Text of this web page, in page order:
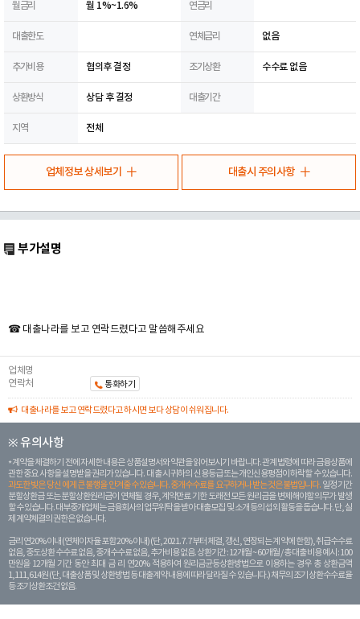
월금리 월 1%~1.6% 연금리
대출한도 연체금리 없음
추가비용 협의후 결정 조기상환 수수료 없음
상환방식 상담 후 결정 대출기간
지역 전체
업체정보 상세보기 대출시 주의사항
부가설명
☎ 대출나라를 보고 연락드렸다고 말씀해주세요
업체명
연락처
통화하기
대출나라를 보고 연락드렸다고 하시면 보다 상담이 쉬워집니다.
※ 유의사항
계약을 체결하기 전에 자세한 내용은 상품설명서와 약관을 읽어보시기 바랍니다. 관계 법령에 따라 금융상품에
관한 중요 사항을 설명받을 권리가 있습니다. 대 출 시 귀하의 신용등급 또는 개인신용평점이 하락할 수 있습니다.
과도한 빚은 당신 에게 큰 불행을 안겨줄 수 있습니다. 중개수수료를 요구하거나 받는 것은 불법입니다. 일정 기간
분할상환금 또는 분할상환원리금이 연체될 경우, 계약만료 기한 도래전 모든 원리금을 변제해야할 의무가 발생
할 수 있습니다. 대부중개업체는 금융회사의 업무위탁을 받아 대출모집 및 소개 등의 섭외 활동을 돕습니다. 단, 실
제 계약체결의 권한은 없습니다.
금리 연20% 이내 (연체이자율 포함 20% 이내) (단, 2021. 7. 7부터 체결, 갱신, 연장되는 계 약에 한함), 취급수수료
없음, 중도상환 수수료 없음, 중개수수료 없음, 추가비용 없음. 상환기간 : 12개월 ~ 60개월 / 총 대출 비용 예시 : 100
만원을 12개월 기간 동안 최대 금 리 연20% 적용하여 원리금균등상환방법으로 이용하는 경우 총 상환금액
1,111,614원 (단, 대출상품 및 상환방법 등 대출계약 내용에 따라 달라질 수 있습니다.) 채무의 조기 상환수수료율
등 조기상환조건 없음.